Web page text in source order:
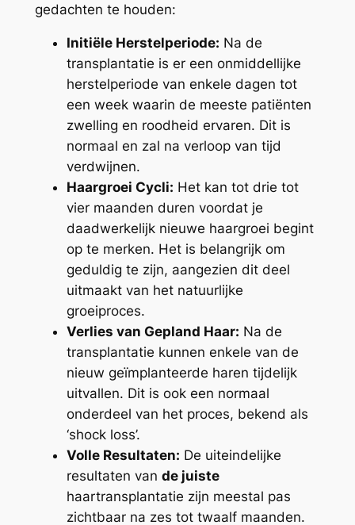
gedachten te houden:
Initiële Herstelperiode: Na de
transplantatie is er een onmiddellijke
herstelperiode van enkele dagen tot
een week waarin de meeste patiënten
zwelling en roodheid ervaren. Dit is
normaal en zal na verloop van tijd
verdwijnen.
Haargroei Cycli: Het kan tot drie tot
vier maanden duren voordat je
daadwerkelijk nieuwe haargroei begint
op te merken. Het is belangrijk om
geduldig te zijn, aangezien dit deel
uitmaakt van het natuurlijke
groeiproces.
Verlies van Gepland Haar: Na de
transplantatie kunnen enkele van de
nieuw geïmplanteerde haren tijdelijk
uitvallen. Dit is ook een normaal
onderdeel van het proces, bekend als
‘shock loss’.
Volle Resultaten: De uiteindelijke
resultaten van de juiste
haartransplantatie zijn meestal pas
zichtbaar na zes tot twaalf maanden.